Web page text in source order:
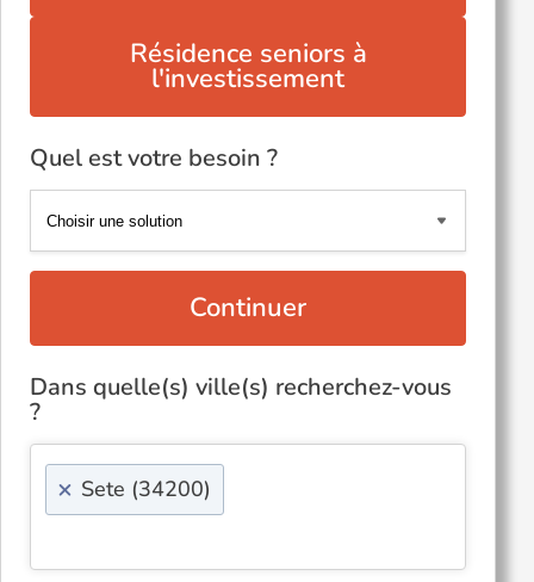
Résidence seniors à
l'investissement
Quel est votre besoin ?
Continuer
Dans quelle(s) ville(s) recherchez-vous
?
× Sete (34200)